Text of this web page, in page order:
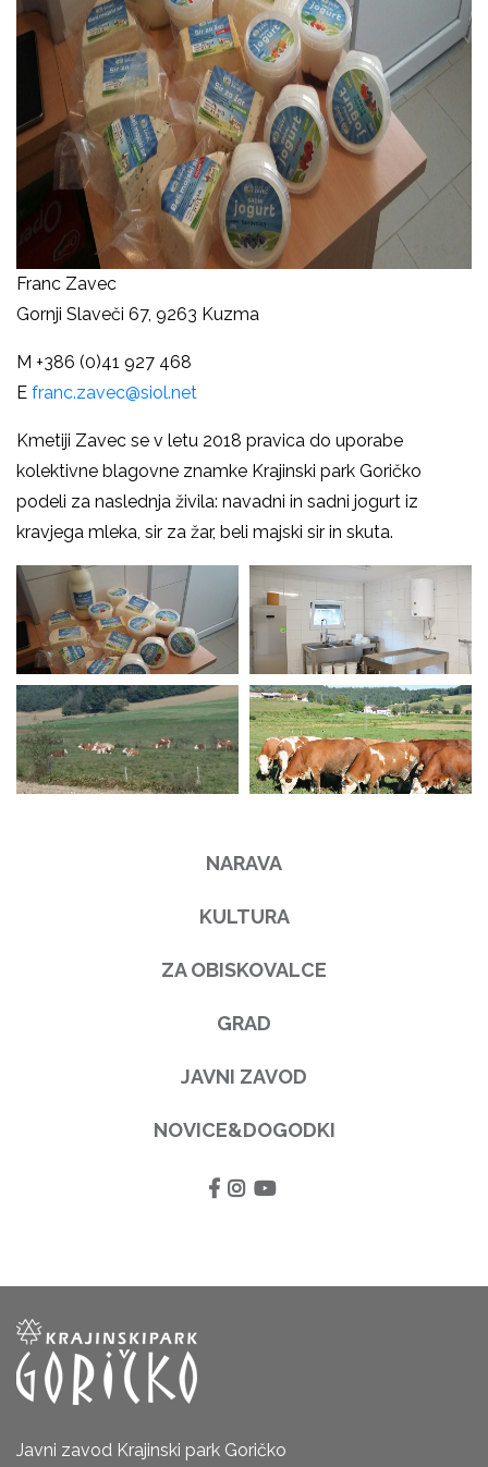
Franc Zavec
Gornji Slaveči 67, 9263 Kuzma
M +386 (0)41 927 468
E franc.zavec@siol.net
Kmetiji Zavec se v letu 2018 pravica do uporabe
kolektivne blagovne znamke Krajinski park Goričko
podeli za naslednja živila: navadni in sadni jogurt iz
kravjega mleka, sir za žar, beli majski sir in skuta.
NARAVA
KULTURA
ZA OBISKOVALCE
GRAD
JAVNI ZAVOD
NOVICE&DOGODKI
Javni zavod Krajinski park Goričko